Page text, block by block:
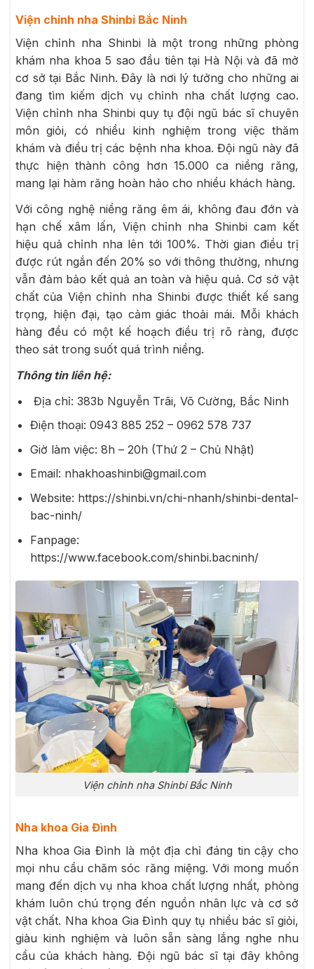
Viện chỉnh nha Shinbi Bắc Ninh
Viện chỉnh nha Shinbi là một trong những phòng
khám nha khoa 5 sao đầu tiên tại Hà Nội và đã mở
cơ sở tại Bắc Ninh. Đây là nơi lý tưởng cho những ai
đang tìm kiếm dịch vụ chỉnh nha chất lượng cao.
Viện chỉnh nha Shinbi quy tụ đội ngũ bác sĩ chuyên
môn giỏi, có nhiều kinh nghiệm trong việc thăm
khám và điều trị các bệnh nha khoa. Đội ngũ này đã
thực hiện thành công hơn 15.000 ca niềng răng,
mang lại hàm răng hoàn hảo cho nhiều khách hàng.
Với công nghệ niềng răng êm ái, không đau đớn và
hạn chế xâm lấn, Viện chỉnh nha Shinbi cam kết
hiệu quả chỉnh nha lên tới 100%. Thời gian điều trị
được rút ngắn đến 20% so với thông thường, nhưng
vẫn đảm bảo kết quả an toàn và hiệu quả. Cơ sở vật
chất của Viện chỉnh nha Shinbi được thiết kế sang
trọng, hiện đại, tạo cảm giác thoải mái. Mỗi khách
hàng đều có một kế hoạch điều trị rõ ràng, được
theo sát trong suốt quá trình niềng.
Thông tin liên hệ:
Địa chỉ: 383b Nguyễn Trãi, Võ Cường, Bắc Ninh
Điện thoại: 0943 885 252 – 0962 578 737
Giờ làm việc: 8h – 20h (Thứ 2 – Chủ Nhật)
Email: nhakhoashinbi@gmail.com
Website: https://shinbi.vn/chi-nhanh/shinbi-dental-
bac-ninh/
Fanpage:
https://www.facebook.com/shinbi.bacninh/
Viện chỉnh nha Shinbi Bắc Ninh
Nha khoa Gia Đình
Nha khoa Gia Đình là một địa chỉ đáng tin cậy cho
mọi nhu cầu chăm sóc răng miệng. Với mong muốn
mang đến dịch vụ nha khoa chất lượng nhất, phòng
khám luôn chú trọng đến nguồn nhân lực và cơ sở
vật chất. Nha khoa Gia Đình quy tụ nhiều bác sĩ giỏi,
giàu kinh nghiệm và luôn sẵn sàng lắng nghe nhu
cầu của khách hàng. Đội ngũ bác sĩ tại đây không